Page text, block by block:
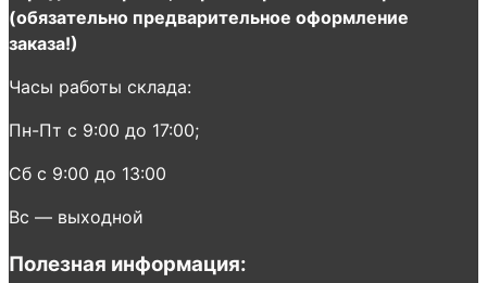
(обязательно предварительное оформление
заказа!)
Часы работы склада:
Пн-Пт с 9:00 до 17:00;
Сб с 9:00 до 13:00
Вс — выходной
Полезная информация: